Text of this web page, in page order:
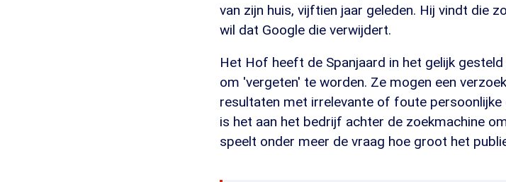
van zijn huis, vijftien jaar geleden. Hij vindt die
wil dat Google die verwijdert.
Het Hof heeft de Spanjaard in het gelijk
om 'vergeten' te worden. Ze mogen een
resultaten met irrelevante of foute persoonlijke
is het aan het bedrijf achter de zoekmachine
speelt onder meer de vraag hoe groot het